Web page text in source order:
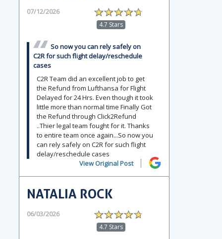
07/12/2026
4.7 Stars
So now you can rely safely on
C2R for such flight delay/reschedule
cases
C2R Team did an excellent job to get
the Refund from Lufthansa for Flight
Delayed for 24 Hrs. Even though it took
little more than normal time Finally Got
the Refund through Click2Refund
..Thier legal team fought for it. Thanks
to entire team once again...So now you
can rely safely on C2R for such flight
delay/reschedule cases
View Original Post
NATALIA ROCK
06/03/2026
4.7 Stars